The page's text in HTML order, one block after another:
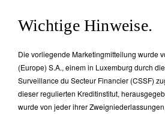
Wichtige Hinweise.
Die vorliegende Marketingmitteilung wurde
(Europe) S.A., einem in Luxemburg durch
Surveillance du Secteur Financier (CSSF)
dieser regulierten Kreditinstitut,
wurde von jeder ihrer